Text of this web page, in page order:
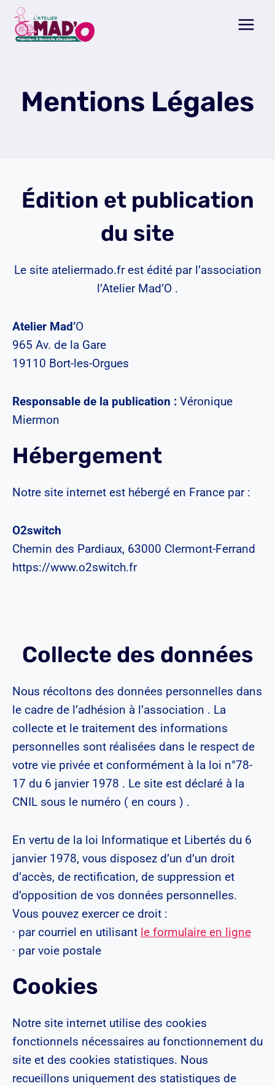
Aller
contenu
Mentions Légales
Édition et publication
du site
Le site ateliermado.fr est édité par l’association
l’Atelier Mad’O .
Atelier Mad’O
965 Av. de la Gare
19110 Bort-les-Orgues
Responsable de la publication : Véronique
Miermon
Hébergement
Notre site internet est hébergé en France par :
O2switch
Chemin des Pardiaux, 63000 Clermont-Ferrand
https://www.o2switch.fr
Collecte des données
Nous récoltons des données personnelles dans
le cadre de l’adhésion à l’association . La
collecte et le traitement des informations
personnelles sont réalisées dans le respect de
votre vie privée et conformément à la loi n°78-
17 du 6 janvier 1978 . Le site est déclaré à la
CNIL sous le numéro ( en cours ) .
En vertu de la loi Informatique et Libertés du 6
janvier 1978, vous disposez d’un d’un droit
d’accès, de rectification, de suppression et
d’opposition de vos données personnelles.
Vous pouvez exercer ce droit :
· par courriel en utilisant le formulaire en ligne
· par voie postale
Cookies
Notre site internet utilise des cookies
fonctionnels nécessaires au fonctionnement du
site et des cookies statistiques. Nous
recueillons uniquement des statistiques de